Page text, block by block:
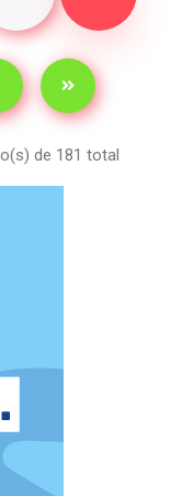
de 181 total